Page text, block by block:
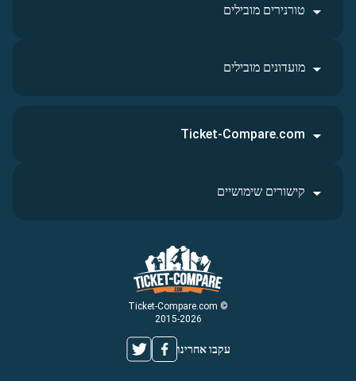
טורנירים מובילים
מועדונים מובילים
© Ticket-Compare.com
2015-2026
עקבו אחרינו
Ticket-Compare.com
קישורים שימושיים